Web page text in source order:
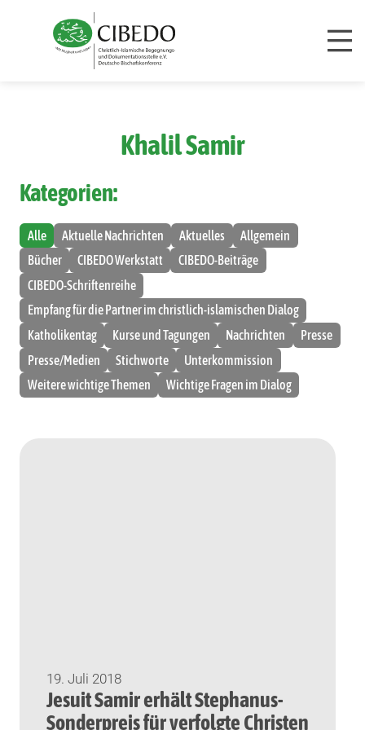
Khalil Samir
Kategorien:
Alle Aktuelle Nachrichten Aktuelles
Allgemein
Bücher
CIBEDO Werkstatt
CIBEDO-Beiträge
CIBEDO-Schriftenreihe
Empfang für die Partner im christlich-islamischen Dialog
Katholikentag
Kurse und Tagungen Nachrichten
Presse
Presse/Medien
Stichworte
Unterkommission
Weitere wichtige Themen
Wichtige Fragen im Dialog
19. Juli 2018
Jesuit Samir erhält Stephanus-
Sonderpreis für verfolgte Christen